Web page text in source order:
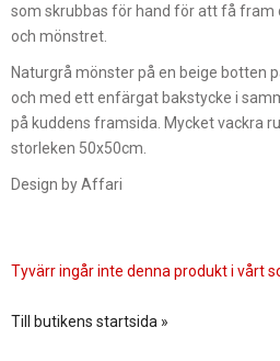
som skrubbas för hand för att få fram
och mönstret.
Naturgrå mönster på en beige botten
och med ett enfärgat bakstycke i
på kuddens framsida. Mycket vackra
storleken 50x50cm.
Design by Affari
Tyvärr ingår inte denna produkt i vårt
Till butikens startsida »